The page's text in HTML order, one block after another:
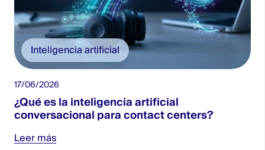
Inteligencia artificial
17/06/2026
¿Qué es la inteligencia artificial
conversacional para contact centers?
Leer más